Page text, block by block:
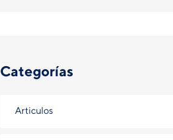
Categorías
Articulos